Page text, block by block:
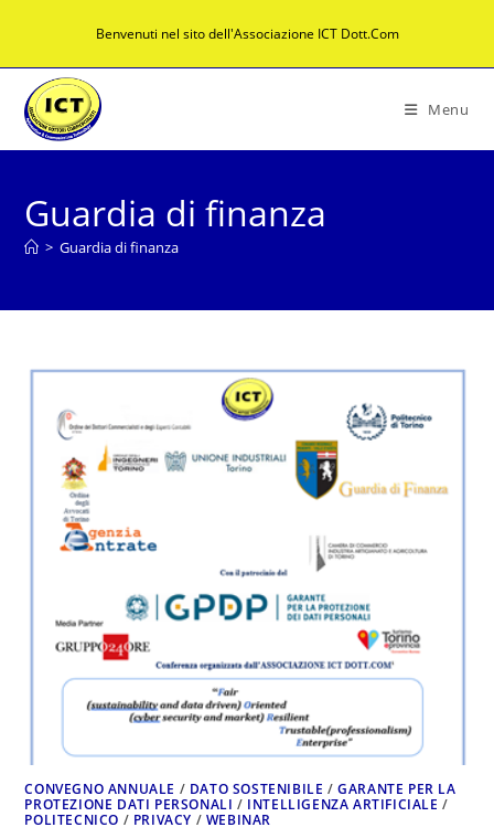
contenuto
Benvenuti nel sito dell'Associazione ICT Dott.Com
Menu
Guardia di finanza
> Guardia di finanza
CONVEGNO ANNUALE / DATO SOSTENIBILE /GARANTE PER LA
PROTEZIONE DATI PERSONALI / INTELLIGENZA ARTIFICIALE /
POLITECNICO / PRIVACY / WEBINAR